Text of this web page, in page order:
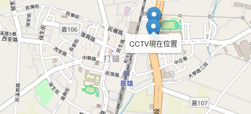
CCTV現在位置